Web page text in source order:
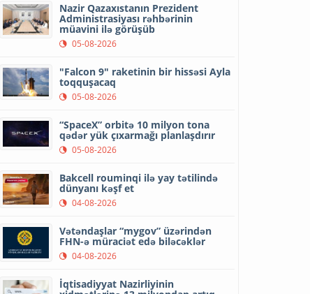
Nazir Qazaxıstanın Prezident
Administrasiyası rəhbərinin
müavini ilə görüşüb
05-08-2026
"Falcon 9" raketinin bir hissəsi Ayla
toqquşacaq
05-08-2026
“SpaceX” orbitə 10 milyon tona
qədər yük çıxarmağı planlaşdırır
05-08-2026
Bakcell rouminqi ilə yay tətilində
dünyanı kəşf et
04-08-2026
Vətəndaşlar “mygov” üzərindən
FHN-ə müraciət edə biləcəklər
04-08-2026
İqtisadiyyat Nazirliyinin